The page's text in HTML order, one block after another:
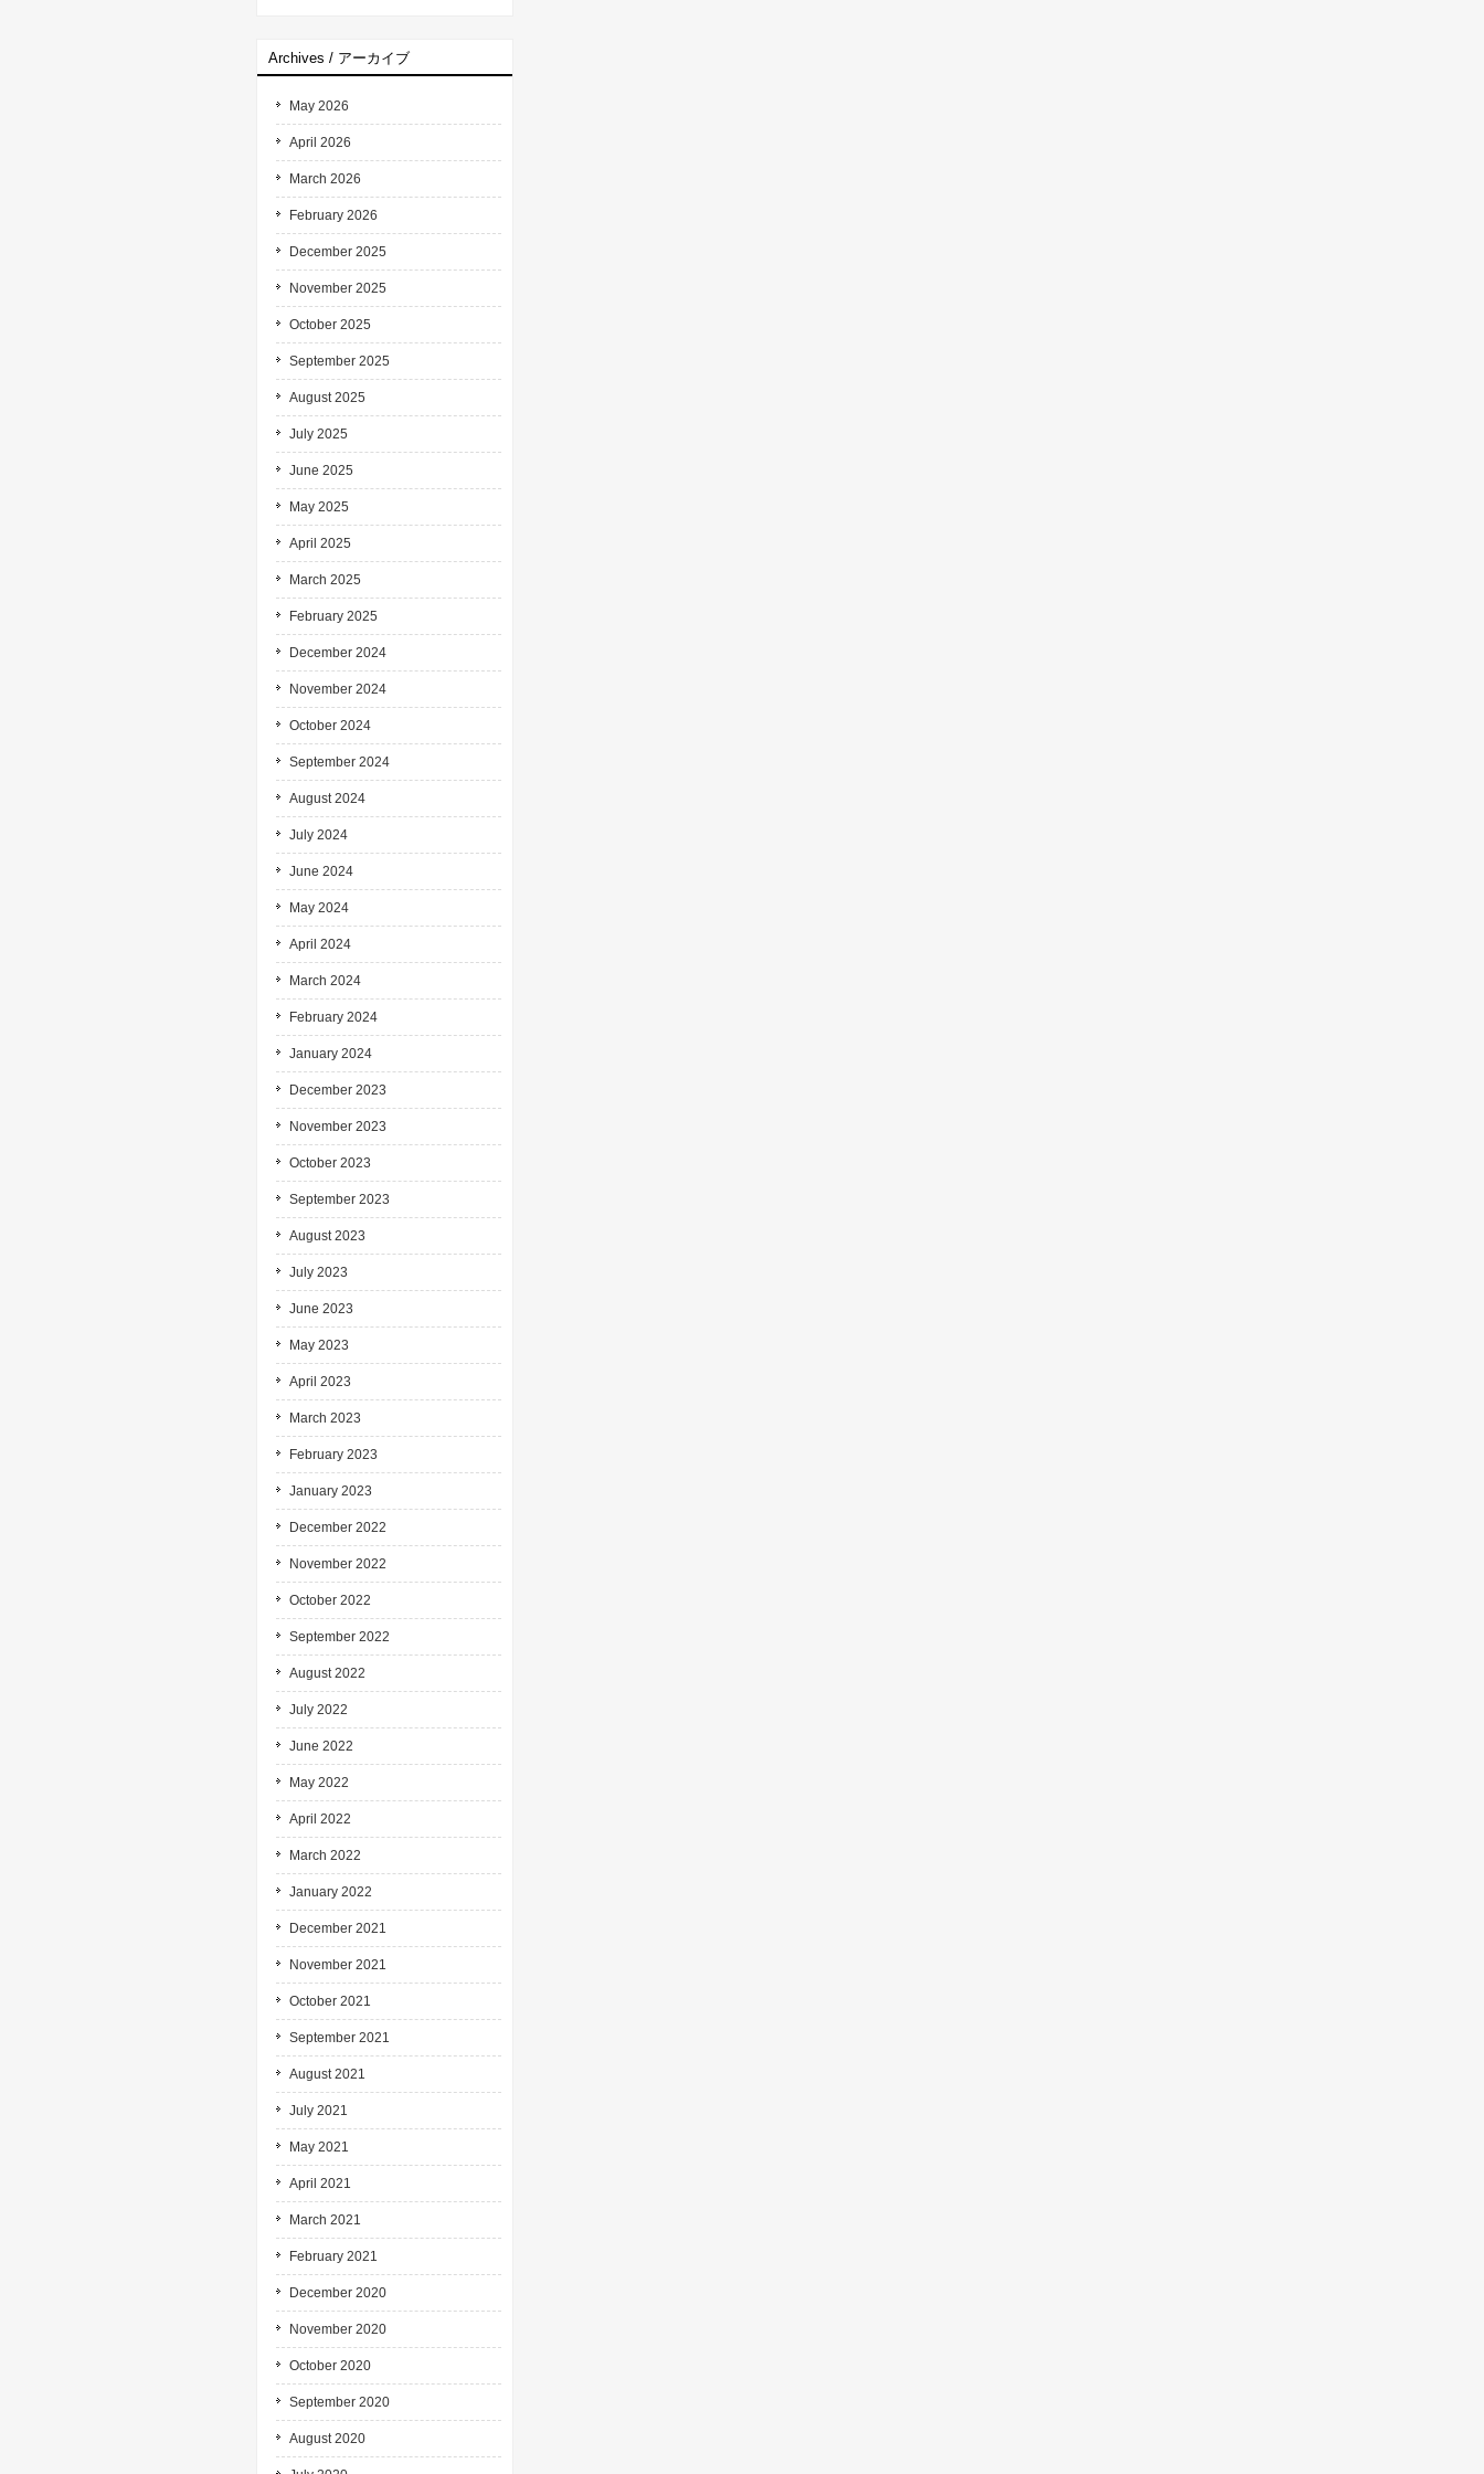
Archives / アーカイブ
May 2026
April 2026
March 2026
February 2026
December 2025
November 2025
October 2025
September 2025
August 2025
July 2025
June 2025
May 2025
April 2025
March 2025
February 2025
December 2024
November 2024
October 2024
September 2024
August 2024
July 2024
June 2024
May 2024
April 2024
March 2024
February 2024
January 2024
December 2023
November 2023
October 2023
September 2023
August 2023
July 2023
June 2023
May 2023
April 2023
March 2023
February 2023
January 2023
December 2022
November 2022
October 2022
September 2022
August 2022
July 2022
June 2022
May 2022
April 2022
March 2022
January 2022
December 2021
November 2021
October 2021
September 2021
August 2021
July 2021
May 2021
April 2021
March 2021
February 2021
December 2020
November 2020
October 2020
September 2020
August 2020